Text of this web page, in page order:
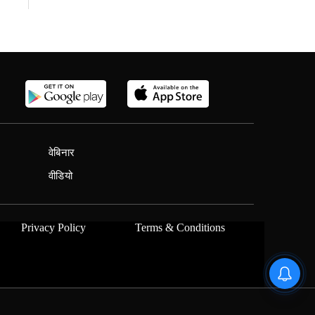
वेबिनार
वीडियो
Privacy Policy Terms & Conditions